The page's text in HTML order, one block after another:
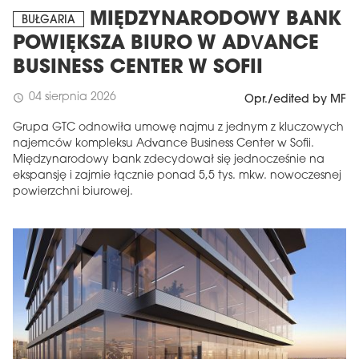
BUŁGARIA
MIĘDZYNARODOWY BANK
POWIĘKSZA BIURO W ADVANCE
BUSINESS CENTER W SOFII
schedule 04 sierpnia 2026 Opr./edited by MF
Grupa GTC odnowiła umowę najmu z jednym z kluczowych
najemców kompleksu Advance Business Center w Sofii.
Międzynarodowy bank zdecydował się jednocześnie na
ekspansję i zajmie łącznie ponad 5,5 tys. mkw. nowoczesnej
powierzchni biurowej.